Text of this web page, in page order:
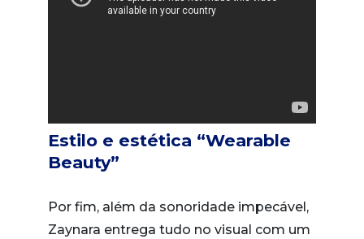
Estilo e estética “Wearable
Beauty”
Por fim, além da sonoridade impecável,
Zaynara entrega tudo no visual com um